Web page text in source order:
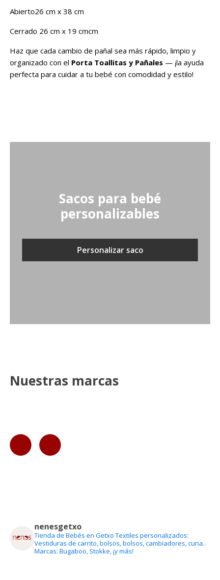
Abierto26 cm x 38 cm
Cerrado 26 cm x 19 cmcm
Haz que cada cambio de pañal sea más rápido, limpio y
organizado con el Porta Toallitas y Pañales — ¡la ayuda
perfecta para cuidar a tu bebé con comodidad y estilo!
Sacos para bebé
personalizables
Personalizar saco
Nuestras marcas
nenesgetxo
Tienda de Bebés en Getxo Textiles personalizados:
Vestiduras de carrito, bolsos, bolsos, cambiadores, cuna..
Marcas: Bugaboo, Stokke, ¡y más!